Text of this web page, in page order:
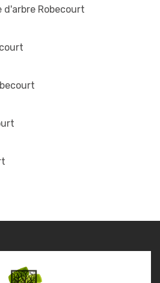
Robecourt